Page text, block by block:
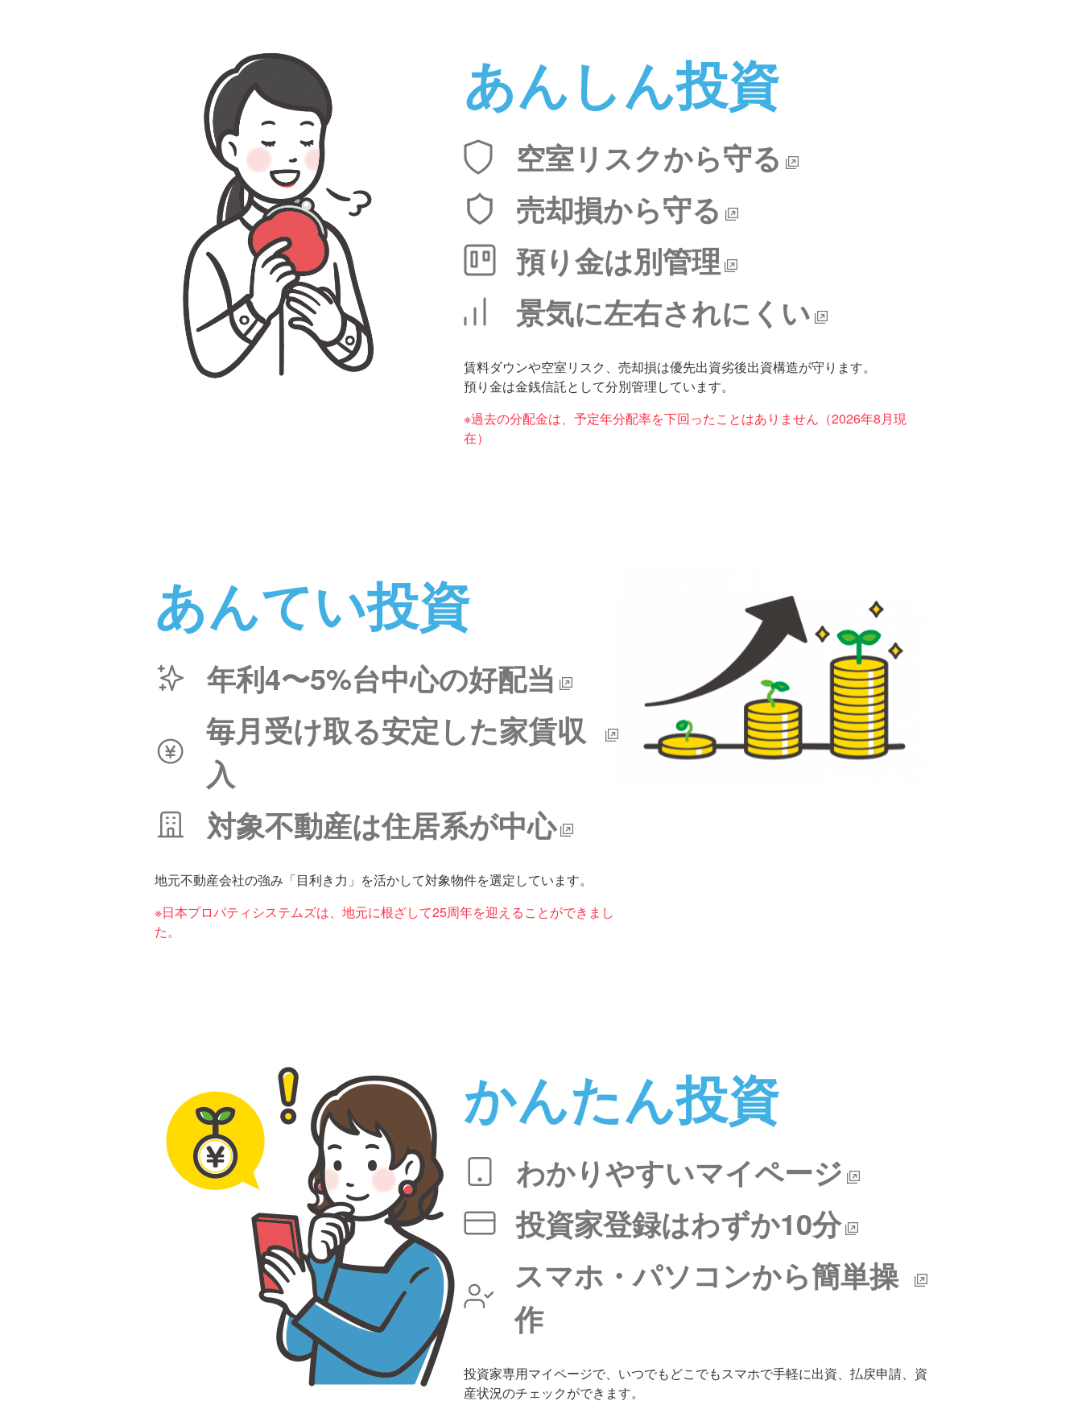
あんしん投資
空室リスクから守る
売却損から守る
預り金は別管理
景気に左右されにくい
賃料ダウンや空室リスク、売却損は優先出資劣後出資構造が守ります。
預り金は金銭信託として分別管理しています。
※過去の分配金は、予定年分配率を下回ったことはありません（2026年8月現
在）
あんてい投資
年利4〜5%台中心の好配当
毎月受け取る安定した家賃収
入
対象不動産は住居系が中心
地元不動産会社の強み「目利き力」を活かして対象物件を選定しています。
※日本プロパティシステムズは、地元に根ざして25周年を迎えることができまし
た。
かんたん投資
わかりやすいマイページ
投資家登録はわずか10分
スマホ・パソコンから簡単操
作
投資家専用マイページで、いつでもどこでもスマホで手軽に出資、払戻申請、資
産状況のチェックができます。